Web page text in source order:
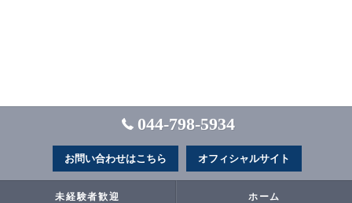
044-798-5934
お問い合わせはこちら オフィシャルサイト
未経験者歓迎 ホーム